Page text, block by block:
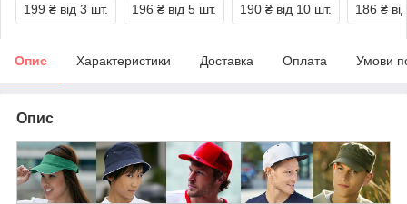
199 ₴ від 3 шт. 196 ₴ від 5 шт. 190 ₴ від 10 шт. 186 ₴
Опис Характеристики Доставка Оплата Умови
Опис